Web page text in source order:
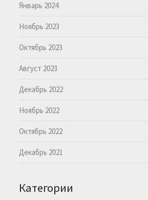
Январь 2024
Ноябрь 2023
Октябрь 2023
Август 2023
Декабрь 2022
Ноябрь 2022
Октябрь 2022
Декабрь 2021
Категории